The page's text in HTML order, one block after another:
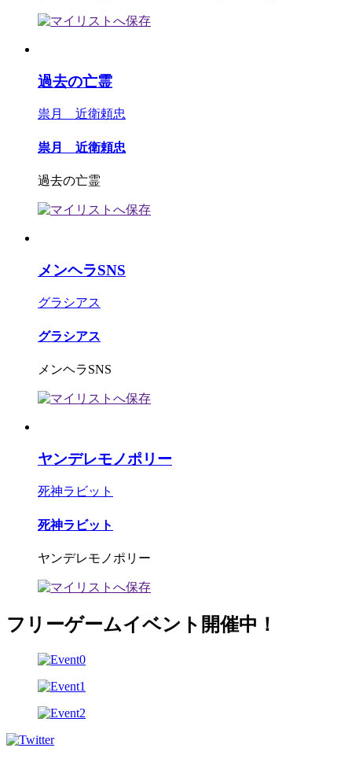
過去の亡霊
祟月 近衛頼忠
祟月 近衛頼忠
過去の亡霊
メンヘラSNS
グラシアス
グラシアス
メンヘラSNS
ヤンデレモノポリー
死神ラビット
死神ラビット
ヤンデレモノポリー
フリーゲームイベント開催中！